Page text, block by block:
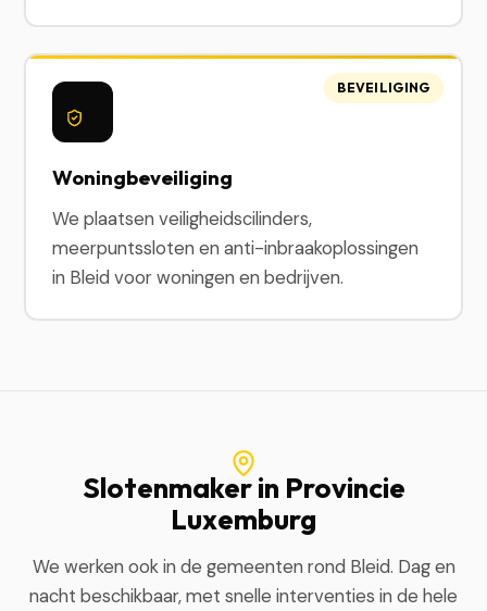
Woningbeveiliging
We plaatsen veiligheidscilinders,
meerpuntssloten en anti-inbraakoplossingen
in Bleid voor woningen en bedrijven.
BEVEILIGING
Slotenmaker in Provincie
Luxemburg
We werken ook in de gemeenten rond Bleid. Dag en
nacht beschikbaar, met snelle interventies in de hele